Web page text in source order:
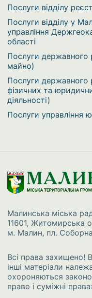
Послуги відділу
Послуги відділу у
управління
області
Послуги державного
майно)
Послуги державного
фізичних та
діяльності)
Послуги управління
Малинська міська
11601, Житомирська
м. Малин, пл.
Всі права захищено!
інші матеріали
охороняються
право і суміжні